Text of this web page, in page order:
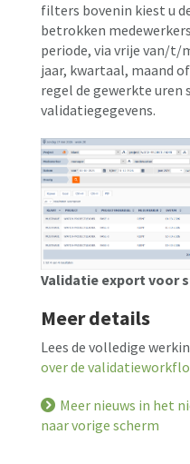
filters bovenin kiest u
betrokken
periode, via vrije van/t/
jaar, kwartaal, maand
regel de gewerkte uren
validatiegegevens.
Validatie export voor
Meer details
Lees de volledige
over de
Meer nieuws in het
naar vorige scherm